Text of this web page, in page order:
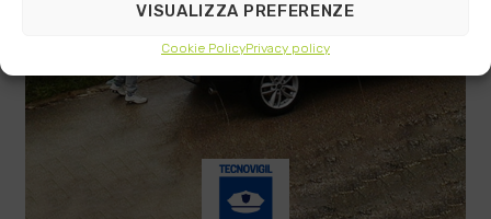
VISUALIZZA PREFERENZE
Cookie PolicyPrivacy policy